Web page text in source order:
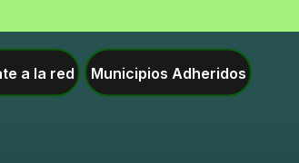
a la red Municipios Adheridos